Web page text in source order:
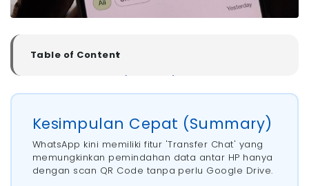
Table of Content
▼
1. Fitur Transfer Chat QR Code
3. Cara Pindah WA Android ke iPhone
Backup WhatsApp Lebih Aman dengan Internet
Megavision
Kesimpulan Cepat (Summary)
WhatsApp kini memiliki fitur 'Transfer Chat' yang
memungkinkan pemindahan data antar HP hanya
dengan scan QR Code tanpa perlu Google Drive.